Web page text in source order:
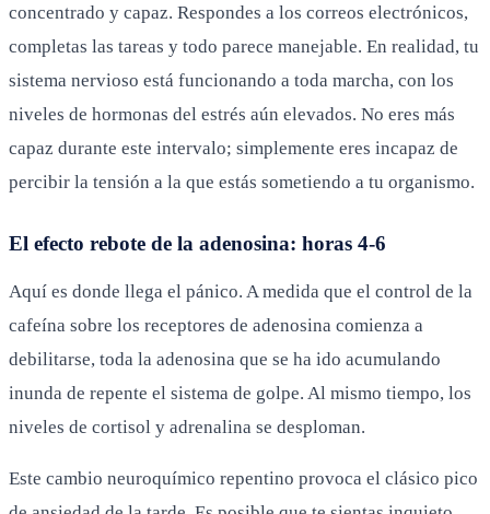
concentrado y capaz. Respondes a los correos electrónicos,
completas las tareas y todo parece manejable. En realidad, tu
sistema nervioso está funcionando a toda marcha, con los
niveles de hormonas del estrés aún elevados. No eres más
capaz durante este intervalo; simplemente eres incapaz de
percibir la tensión a la que estás sometiendo a tu organismo.
El efecto rebote de la adenosina: horas 4-6
Aquí es donde llega el pánico. A medida que el control de la
cafeína sobre los receptores de adenosina comienza a
debilitarse, toda la adenosina que se ha ido acumulando
inunda de repente el sistema de golpe. Al mismo tiempo, los
niveles de cortisol y adrenalina se desploman.
Este cambio neuroquímico repentino provoca el clásico pico